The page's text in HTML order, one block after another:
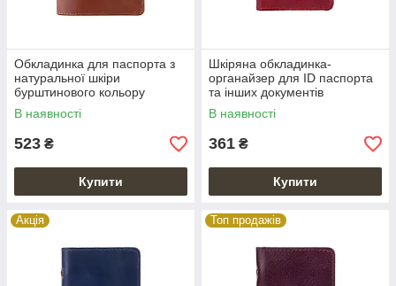
Обкладинка для паспорта з
натуральної шкіри
бурштинового кольору
В наявності
523 ₴
Купити
Шкіряна обкладинка-
органайзер для ID паспорта
та інших документів
червоного кольору
В наявності
361 ₴
Купити
Акція Топ продажів